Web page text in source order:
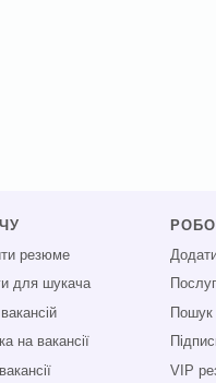
резюме
для шукача
на вакансії
VIP